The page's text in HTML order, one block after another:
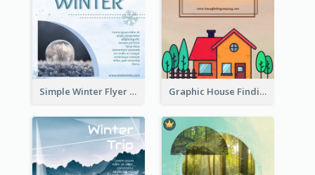
Simple Winter Flyer With Snow Decorations Graphic House Finding Flyer In Warm Colour Tone